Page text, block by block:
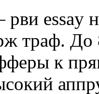
essay
траф. До
к